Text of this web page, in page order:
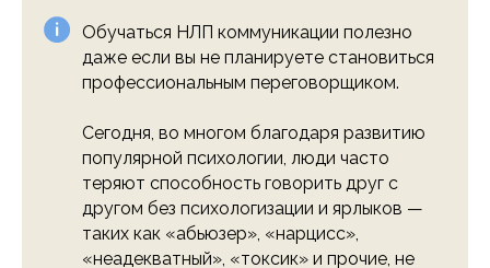
Обучаться НЛП коммуникации полезно
даже если вы не планируете становиться
профессиональным переговорщиком.
Сегодня, во многом благодаря развитию
популярной психологии, люди часто
теряют способность говорить друг с
другом без психологизации и ярлыков —
таких как «абьюзер», «нарцисс»,
«неадекватный», «токсик» и прочие, не